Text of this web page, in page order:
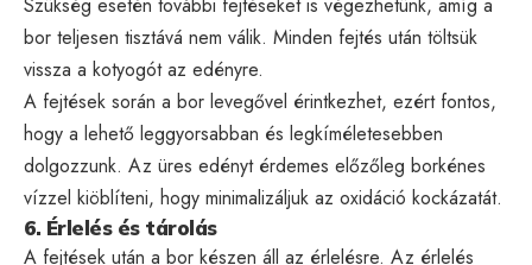
bor teljesen tisztává nem válik. Minden fejtés után töltsük
vissza a kotyogót az edényre.
A fejtések során a bor levegővel érintkezhet, ezért fontos,
hogy a lehető leggyorsabban és legkíméletesebben
dolgozzunk. Az üres edényt érdemes előzőleg borkénes
vízzel kiöblíteni, hogy minimalizáljuk az oxidáció kockázatát.
6. Érlelés és tárolás
A fejtések után a bor készen áll az érlelésre. Az érlelés